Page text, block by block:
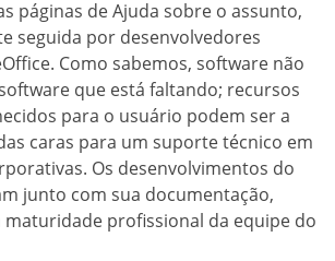
páginas de Ajuda sobre o assunto,
seguida por desenvolvedores
Como sabemos, software não
que está faltando; recursos
para o usuário podem ser a
caras para um suporte técnico em
Os desenvolvimentos do
junto com sua documentação,
profissional da equipe do